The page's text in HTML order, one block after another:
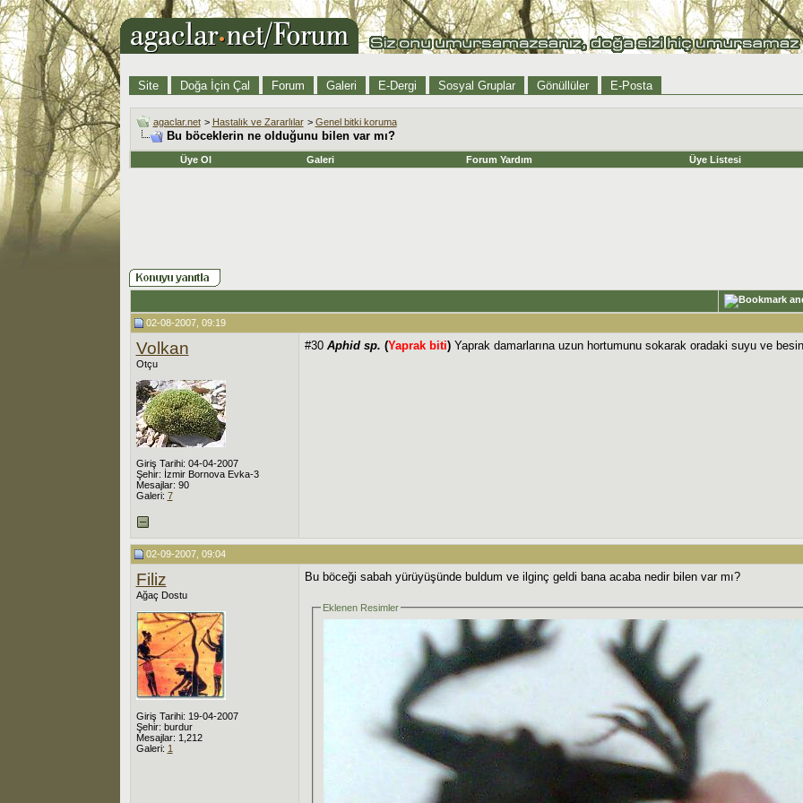
Site Doğa İçin Çal Forum Galeri E-Dergi Sosyal Gruplar Gönüllüler E-Posta
agaclar.net > Hastalık ve Zararlılar > Genel bitki koruma
Bu böceklerin ne olduğunu bilen var mı?
Üye Ol Galeri Forum Yardım Üye Listesi
02-08-2007, 09:19
Volkan
Otçu
Giriş Tarihi: 04-04-2007
Şehir: İzmir Bornova Evka-3
Mesajlar: 90
Galeri: 7
#30 Aphid sp. (Yaprak biti)Yaprak damarlarına uzun hortumunu sokarak oradaki suyu ve
02-09-2007, 09:04
Filiz
Ağaç Dostu
Giriş Tarihi: 19-04-2007
Şehir: burdur
Mesajlar: 1,212
Galeri: 1
Bu böceği sabah yürüyüşünde buldum ve ilginç geldi bana acaba nedir bilen var mı?
Eklenen Resimler